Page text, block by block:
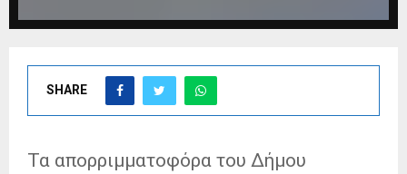
SHARE
Τα απορριμματοφόρα του Δήμου